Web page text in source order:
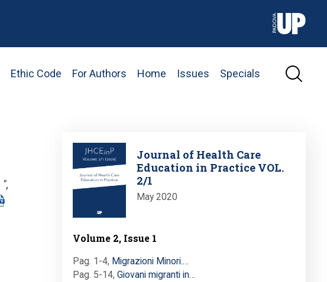
Ethic Code For Authors Home Issues Specials
",
Image
Journal of Health Care
Education in Practice VOL.
2/1
May 2020
Volume 2, Issue 1
Pag. 1-4, Migrazioni Minori.…
Pag. 5-14, Giovani migranti in…